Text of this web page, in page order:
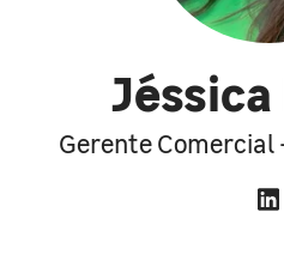
Gerente Comercial